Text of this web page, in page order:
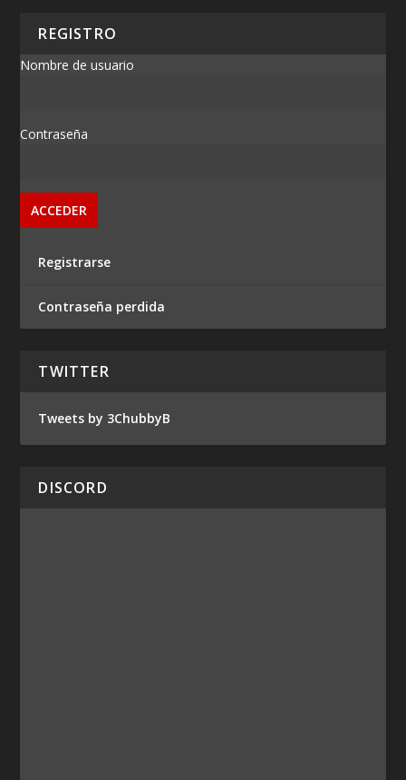
REGISTRO
Nombre de usuario
Contraseña
Registrarse
Contraseña perdida
TWITTER
Tweets by 3ChubbyB
DISCORD